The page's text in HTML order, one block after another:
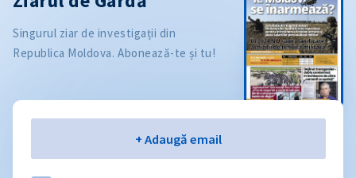
Singurul ziar de investigații din
Republica Moldova. Abonează-te și tu!
+ Adaugă email